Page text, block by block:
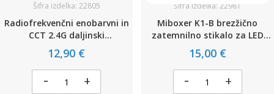
Šifra izdelka: 22805
Radiofrekvenčni enobarvni in
CCT 2.4G daljinski
upravljalnik MiBoxer / C1
12,90 €
- +
Šifra izdelka: 22981
Miboxer K1-B brezžično
zatemnilno stikalo za LED
svetila
15,00 €
- +